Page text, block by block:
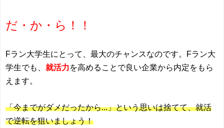
だ・か・ら！！
Fラン大学生にとって、最大のチャンスなのです。Fラン大
学生でも、 就活力を高めることで良い企業から内定をもら
えます。
「今までがダメだったから...」という思いは捨てて、就活
で逆転を狙いましょう！